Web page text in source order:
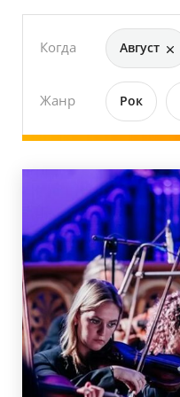
Когда Август
Жанр Рок